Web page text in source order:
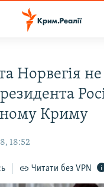
Норвегія
Криму
18:52
Читати без VPN